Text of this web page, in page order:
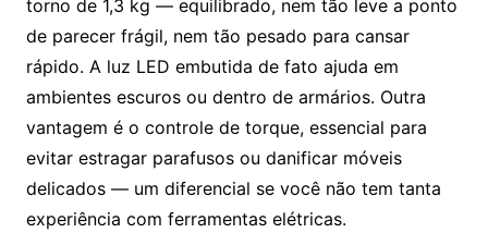
torno de 1,3 kg — equilibrado, nem tão leve a ponto
de parecer frágil, nem tão pesado para cansar
rápido. A luz LED embutida de fato ajuda em
ambientes escuros ou dentro de armários. Outra
vantagem é o controle de torque, essencial para
evitar estragar parafusos ou danificar móveis
delicados — um diferencial se você não tem tanta
experiência com ferramentas elétricas.